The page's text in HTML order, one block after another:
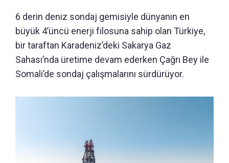
6 derin deniz sondaj gemisiyle dünyanın en
büyük 4’üncü enerji filosuna sahip olan Türkiye,
bir taraftan Karadeniz’deki Sakarya Gaz
Sahası’nda üretime devam ederken Çağrı Bey ile
Somali’de sondaj çalışmalarını sürdürüyor.